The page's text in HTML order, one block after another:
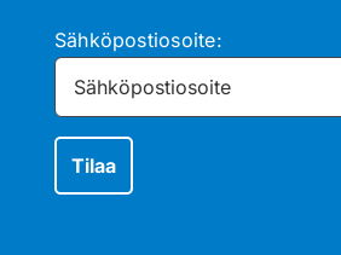
Sähköpostiosoite: